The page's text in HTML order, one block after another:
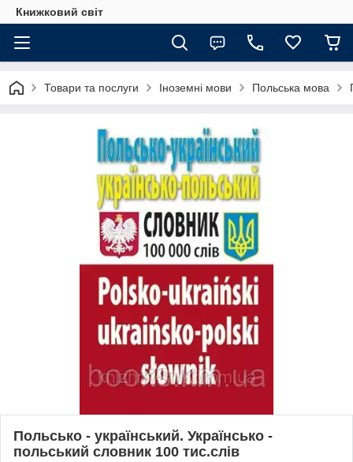
Книжковий світ
Товари та послуги Іноземні мови Польська мова
Польсько - український. Українсько -
польський словник 100 тис.слів